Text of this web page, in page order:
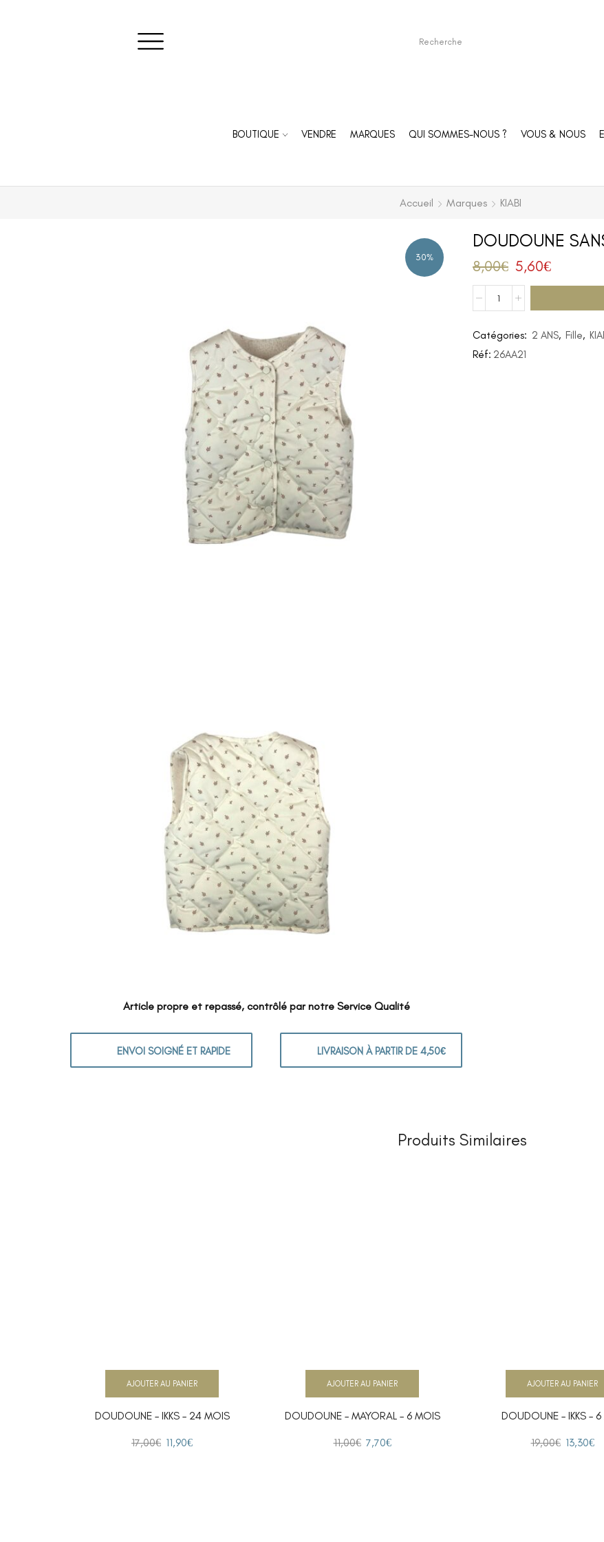
BOUTIQUE VENDRE MARQUES QUI SOMMES-NOUS ? VOUS & NOUS
Accueil Marques KIABI
30%
DOUDOUNE
8,00€ 5,60€
Catégories: 2 ANS, Fille,
Réf: 26AA21
Article propre et repassé, contrôlé par notre Service Qualité
ENVOI SOIGNÉ ET RAPIDE LIVRAISON À PARTIR DE 4,50€
Produits Similaires
DOUDOUNE – IKKS – 24 MOIS
17,00€ 11,90€
AJOUTER AU PANIER
DOUDOUNE – MAYORAL – 6 MOIS
11,00€ 7,70€
AJOUTER AU PANIER
DOUDOUNE – IKKS –
19,00€ 13,30€
AJOUTER AU PANIER